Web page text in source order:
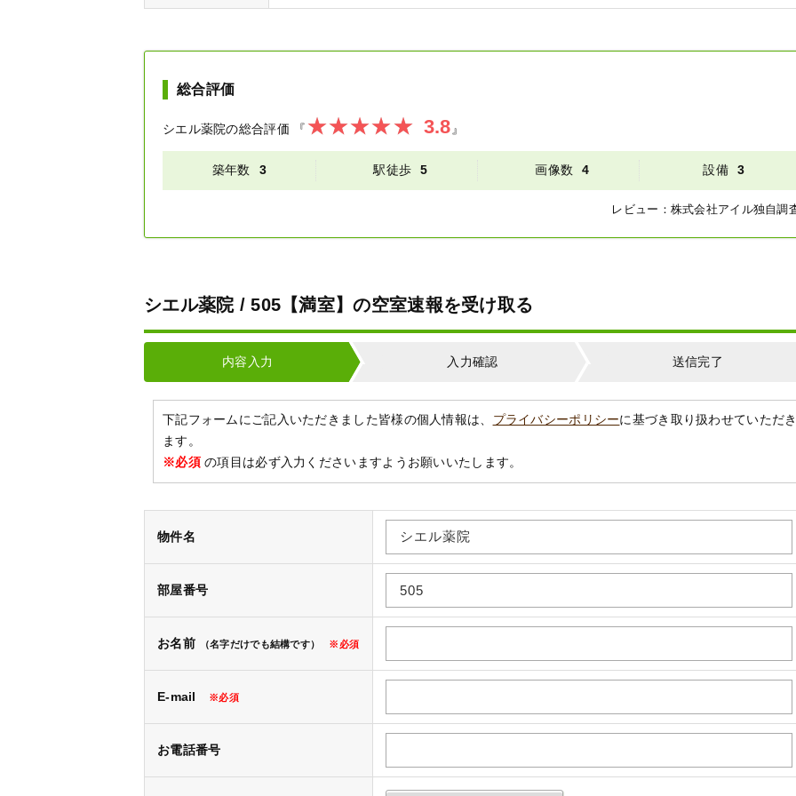
総合評価
シエル薬院の総合評価 『 3.8』
築年数 3 駅徒歩 5 画像数 4 設備 3
レビュー： 株式会社アイル独自調
シエル薬院 / 505【満室】の空室速報を受け取る
内容入力 入力確認 送信完了
下記フォームにご記入いただきました皆様の個人情報は、 プライバシーポリシーに基づき取り扱わせていただ
ます。
※必須の項目は必ず入力くださいますようお願いいたします。
物件名
部屋番号
お名前 （名字だけでも結構です） ※必須
E-mail ※必須
お電話番号